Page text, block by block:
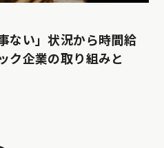
ない」状況から時間給
ク企業の取り組みと